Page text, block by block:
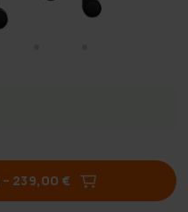
– 239,00 €